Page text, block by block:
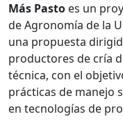
Más Pasto es un
de Agronomía de la
una propuesta
productores de cría
técnica, con el
prácticas de manejo
en tecnologías de